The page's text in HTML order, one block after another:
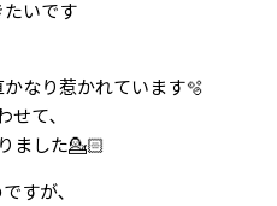
いです
なり惹かれています🫧
せて､
ました💁🏻
すが､